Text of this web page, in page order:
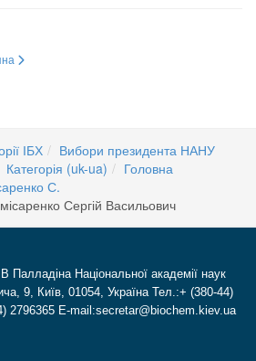
ПРОГРАМА кандидата на посаду
стаття: З Днем народження!
ІБХ
Вибори президента НАНУ
Категорія (uk-ua)
Головна
С.
Сергій Васильович
Палладіна Національної академії наук
9, Київ, 01054, Україна Тел.:+ (380-44)
2796365 E-mail:secretar@biochem.kiev.ua